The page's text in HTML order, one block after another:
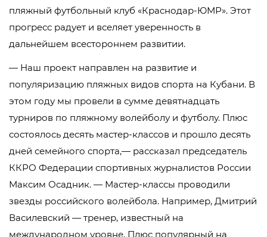
пляжный футбольный клуб «Краснодар-ЮМР». Этот
прогресс радует и вселяет уверенность в
дальнейшем всестороннем развитии.
— Наш проект направлен на развитие и
популяризацию пляжных видов спорта на Кубани. В
этом году мы провели в сумме девятнадцать
турниров по пляжному волейболу и футболу. Плюс
состоялось десять мастер-классов и прошло десять
дней семейного спорта,— рассказал председатель
ККРО Федерации спортивных журналистов России
Максим Осадник. — Мастер-классы проводили
звезды российского волейбола. Например, Дмитрий
Василевский — тренер, известный на
международном уровне. Плюс популярный на